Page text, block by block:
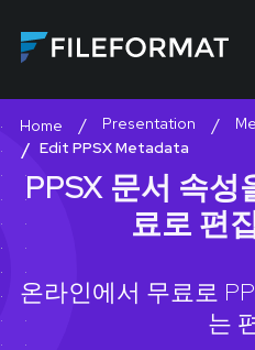
Home Presentation
Edit PPSX Metadata
PPSX 문서 속성
료로 편
온라인에서 무료로
는